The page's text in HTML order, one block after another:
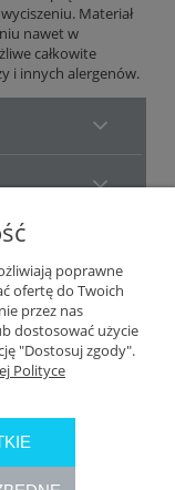
Materiał
nawet w
całkowite
i innych alergenów.
poprawne
ofertę do Twoich
przez nas
dostosować użycie
"Dostosuj zgody".
Polityce